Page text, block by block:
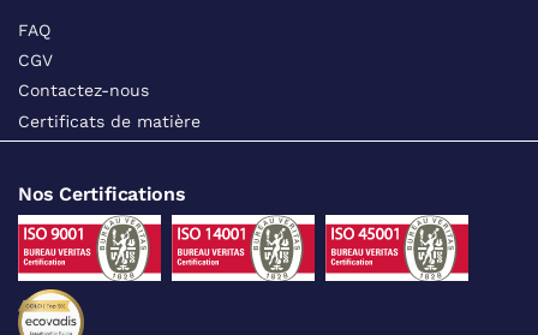
FAQ
CGV
Contactez-nous
Certificats de matière
Nos Certifications